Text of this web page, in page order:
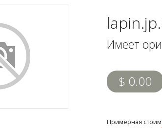
Имеет
$ 0.00
Примерная